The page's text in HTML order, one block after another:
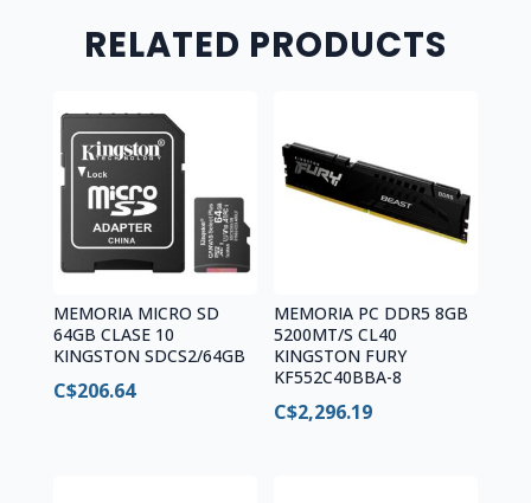
RELATED PRODUCTS
MEMORIA MICRO SD
64GB CLASE 10
KINGSTON SDCS2/64GB
C$206.64
MEMORIA PC DDR5 8GB
5200MT/S CL40
KINGSTON FURY
KF552C40BBA-8
C$2,296.19